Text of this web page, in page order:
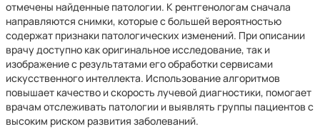
отмечены найденные патологии. К рентгенологам сначала
направляются снимки, которые с большей вероятностью
содержат признаки патологических изменений. При описании
врачу доступно как оригинальное исследование, так и
изображение с результатами его обработки сервисами
искусственного интеллекта. Использование алгоритмов
повышает качество и скорость лучевой диагностики, помогает
врачам отслеживать патологии и выявлять группы пациентов с
высоким риском развития заболеваний.